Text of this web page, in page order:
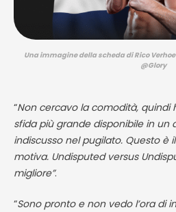
Una immagine della scheda di Rico
@Glory
“Non cercavo la comodità, quindi
sfida più grande disponibile in un
indiscusso nel pugilato. Questo è
motiva. Undisputed versus
migliore”.
“Sono pronto e non vedo l’ora di